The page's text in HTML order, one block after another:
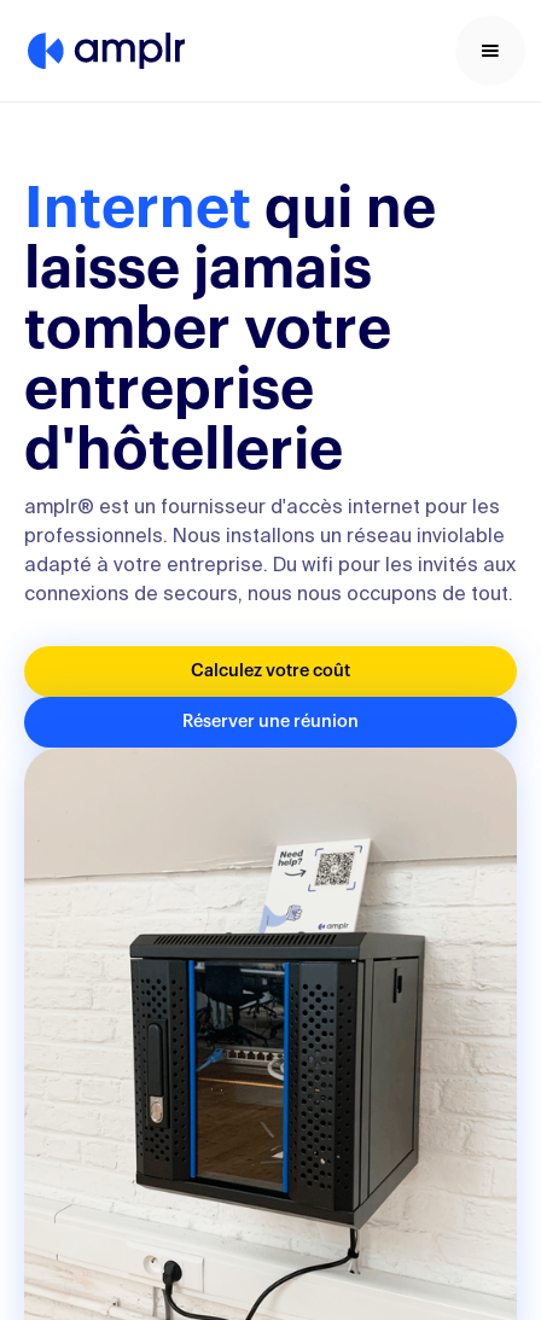
Internet qui ne
laisse jamais
tomber votre
entreprise
d'hôtellerie
amplr® est un fournisseur d'accès internet pour les
professionnels. Nous installons un réseau inviolable
adapté à votre entreprise. Du wifi pour les invités aux
connexions de secours, nous nous occupons de tout.
Calculez votre coût
Réserver une réunion